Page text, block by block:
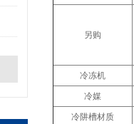
另购
冷冻机
冷媒
冷阱槽材质